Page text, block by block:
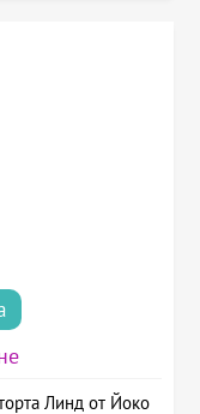
Линд от Йоко